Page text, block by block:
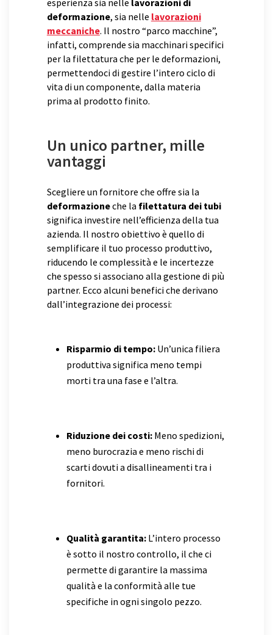
esperienza sia nelle lavorazioni di
deformazione, sia nelle lavorazioni
meccaniche. Il nostro “parco macchine”,
infatti, comprende sia macchinari specifici
per la filettatura che per le deformazioni,
permettendoci di gestire l’intero ciclo di
vita di un componente, dalla materia
prima al prodotto finito.
Un unico partner, mille
vantaggi
Scegliere un fornitore che offre sia la
deformazioneche la filettatura dei tubi
significa investire nell’efficienza della tua
azienda. Il nostro obiettivo è quello di
semplificare il tuo processo produttivo,
riducendo le complessità e le incertezze
che spesso si associano alla gestione di più
partner. Ecco alcuni benefici che derivano
dall’integrazione dei processi:
Risparmio di tempo:Un’unica filiera
produttiva significa meno tempi
morti tra una fase e l’altra.
Riduzione dei costi:Meno spedizioni,
meno burocrazia e meno rischi di
scarti dovuti a disallineamenti tra i
fornitori.
Qualità garantita:L’intero processo
è sotto il nostro controllo, il che ci
permette di garantire la massima
qualità e la conformità alle tue
specifiche in ogni singolo pezzo.